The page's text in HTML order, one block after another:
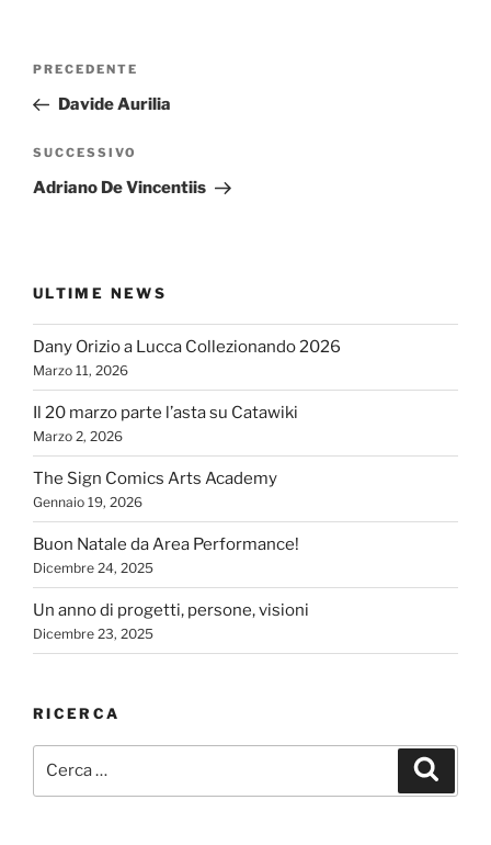
Navigazione
Articolo
precedente:
PRECEDENTE
Davide Aurilia
Articolo
successivo
SUCCESSIVO
Adriano De Vincentiis
ULTIME NEWS
Dany Orizio a Lucca Collezionando 2026
Marzo 11, 2026
Il 20 marzo parte l’asta su Catawiki
Marzo 2, 2026
The Sign Comics Arts Academy
Gennaio 19, 2026
Buon Natale da Area Performance!
Dicembre 24, 2025
Un anno di progetti, persone, visioni
Dicembre 23, 2025
RICERCA